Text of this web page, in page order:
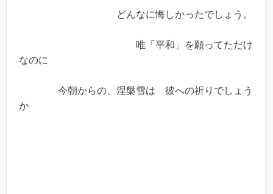
どんなに悔しかったでしょう。
唯「平和」を願ってただけ
なのに
今朝からの、涅槃雪は 彼への祈りでしょう
か